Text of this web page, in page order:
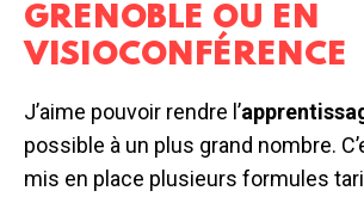
GRENOBLE OU EN
VISIOCONFÉRENCE
J’aime pouvoir rendre l’
possible à un plus grand nombre.
mis en place plusieurs formules